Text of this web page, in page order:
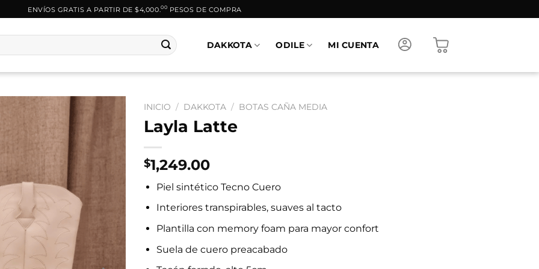
ENVÍOS GRATIS A PARTIR DE $4,000.00 PESOS DE COMPRA
DAKKOTA ODILE MI CUENTA
INICIO / DAKKOTA / BOTAS CAÑA MEDIA
Layla Latte
$1,249.00
Piel sintético Tecno Cuero
Interiores transpirables, suaves al tacto
Plantilla con memory foam para mayor confort
Suela de cuero preacabado